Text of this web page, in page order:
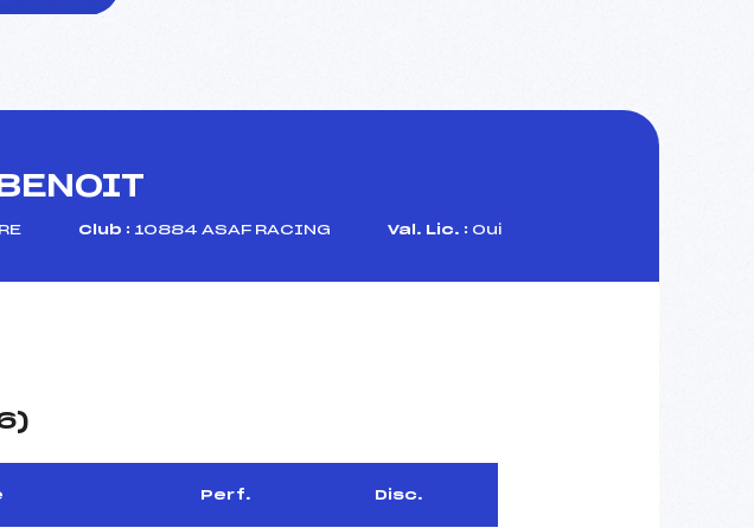
Club : 10884 ASAF RACING Val. Lic. : Oui
Perf. Disc.